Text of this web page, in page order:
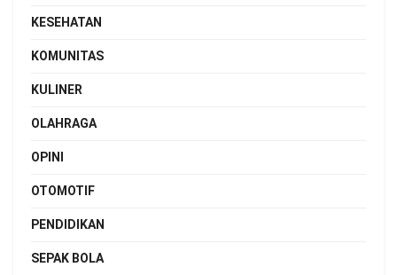
KESEHATAN
KOMUNITAS
KULINER
OLAHRAGA
OPINI
OTOMOTIF
PENDIDIKAN
SEPAK BOLA